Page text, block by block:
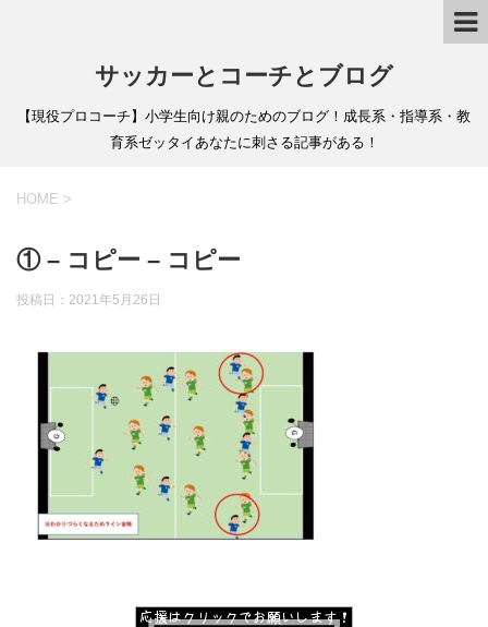
サッカーとコーチとブログ
【現役プロコーチ】小学生向け親のためのブログ！成長系・指導系・教
育系ゼッタイあなたに刺さる記事がある！
HOME >
① – コピー – コピー
投稿日： 2021年5月26日